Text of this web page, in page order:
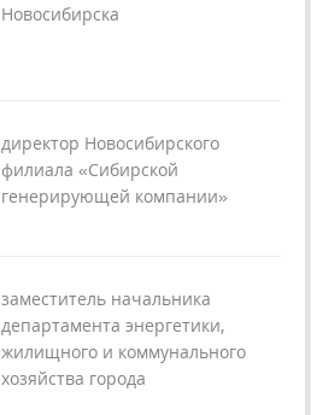
Новосибирска
директор Новосибирского
филиала «Сибирской
генерирующей компании»
заместитель начальника
департамента энергетики,
жилищного и коммунального
хозяйства города